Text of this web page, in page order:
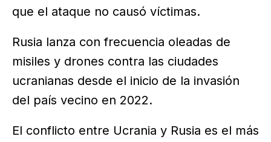
que el ataque no causó víctimas.
Rusia lanza con frecuencia oleadas de
misiles y drones contra las ciudades
ucranianas desde el inicio de la invasión
del país vecino en 2022.
El conflicto entre Ucrania y Rusia es el más